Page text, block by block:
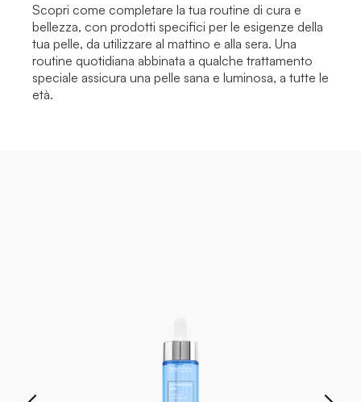
Scopri come completare la tua routine di cura e
bellezza, con prodotti specifici per le esigenze della
tua pelle, da utilizzare al mattino e alla sera. Una
routine quotidiana abbinata a qualche trattamento
speciale assicura una pelle sana e luminosa, a tutte le
età.